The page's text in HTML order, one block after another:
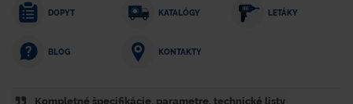
DOPYT KATALÓGY LETÁKY
BLOG KONTAKTY
Kompletné špecifikácie, parametre. technické listy